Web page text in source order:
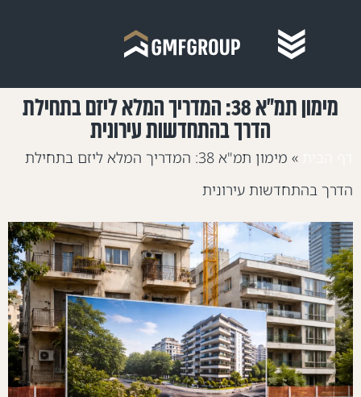
מימון תמ"א 38: המדריך המלא ליזם בתחילת
הדרך בהתחדשות עירונית
מימון תמ"א 38: המדריך המלא ליזם בתחילת
בהתחדשות עירונית